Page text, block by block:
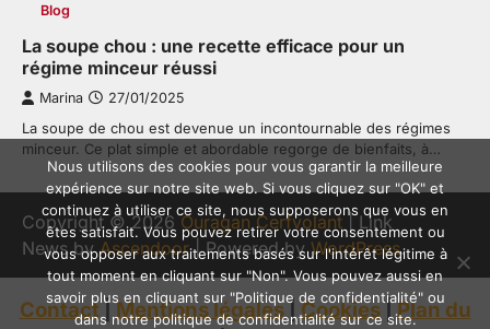
Blog
La soupe chou : une recette efficace pour un
régime minceur réussi
Marina 27/01/2025
La soupe de chou est devenue un incontournable des régimes
minceur. Ce plat simple et abordable regorge de bienfaits, à…
Copyright © 2026Ouragan Cerfvolant| Link
News byAscendoor| Powered byWordPress.
Contact|Mentions légales|Cookies|Plan du
Nous utilisons des cookies pour vous garantir la meilleure
expérience sur notre site web. Si vous cliquez sur "OK" et
continuez à utiliser ce site, nous supposerons que vous en
êtes satisfait. Vous pouvez retirer votre consentement ou
vous opposer aux traitements basés sur l'intérêt légitime à
tout moment en cliquant sur "Non". Vous pouvez aussi en
savoir plus en cliquant sur "Politique de confidentialité" ou
dans notre politique de confidentialité sur ce site.